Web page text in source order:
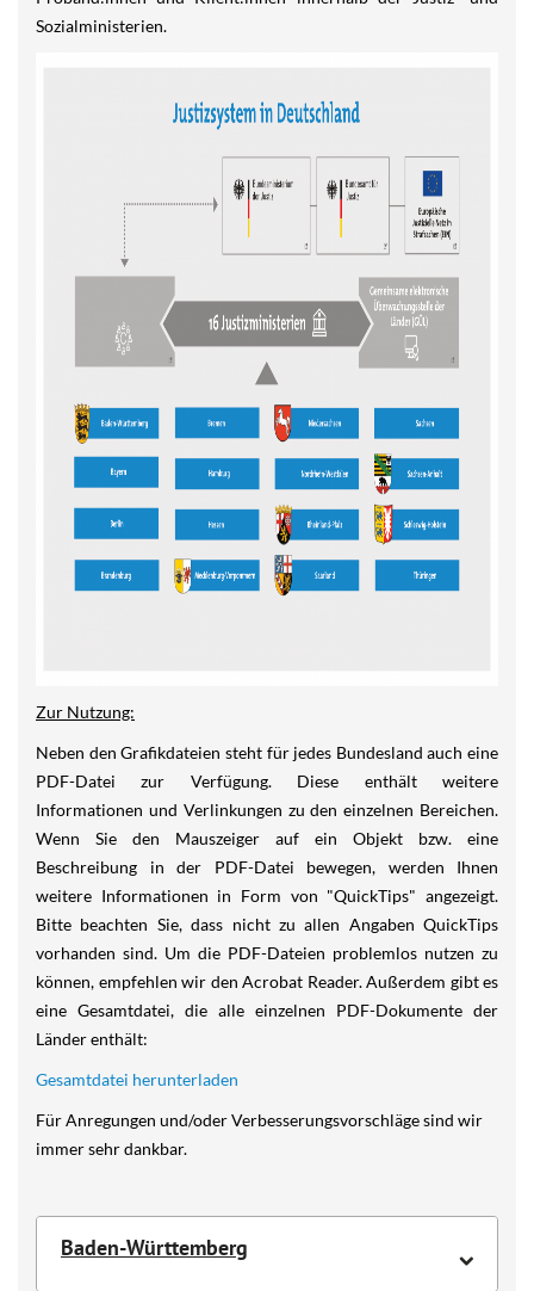
Sozialministerien.
Zur Nutzung:
Neben den Grafikdateien steht für jedes Bundesland auch eine
PDF-Datei zur Verfügung. Diese enthält weitere
Informationen und Verlinkungen zu den einzelnen Bereichen.
Wenn Sie den Mauszeiger auf ein Objekt bzw. eine
Beschreibung in der PDF-Datei bewegen, werden Ihnen
weitere Informationen in Form von "QuickTips" angezeigt.
Bitte beachten Sie, dass nicht zu allen Angaben QuickTips
vorhanden sind. Um die PDF-Dateien problemlos nutzen zu
können, empfehlen wir den Acrobat Reader. Außerdem gibt es
eine Gesamtdatei, die alle einzelnen PDF-Dokumente der
Länder enthält:
Gesamtdatei herunterladen
Für Anregungen und/oder Verbesserungsvorschläge sind wir
immer sehr dankbar.
Baden-Württemberg